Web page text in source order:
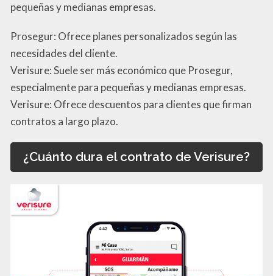
pequeñas y medianas empresas.
Prosegur: Ofrece planes personalizados según las
necesidades del cliente.
Verisure: Suele ser más económico que Prosegur,
especialmente para pequeñas y medianas empresas.
Verisure: Ofrece descuentos para clientes que firman
contratos a largo plazo.
¿Cuánto dura el contrato de Verisure?